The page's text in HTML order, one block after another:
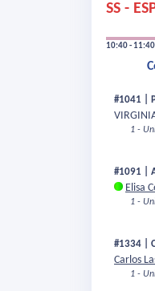
SS -
10:40 -
#1041 |
1 -
#1091 |
Elisa
1 -
#1334 |
Carlos
1 -